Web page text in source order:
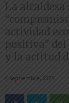
La alcaldesa
actividad
positiva”
y la actitud
4 septiembre, 2025